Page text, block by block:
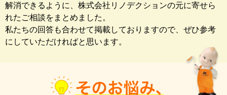
解消できるように、​ 株式会社リノデクションの元に寄せら
れたご相談をまとめました。​
私たちの回答も合わせて掲載しておりますので、ぜひ参考
にしていただければと思います。​